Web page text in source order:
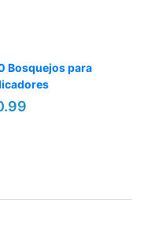
Bosquejos para